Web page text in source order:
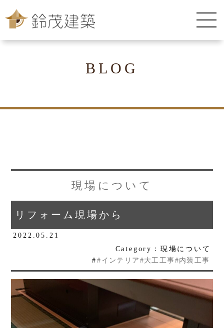
BLOG
現場について
リフォーム現場から
2022.05.21
Category：現場について
# #インテリア#大工工事#内装工事